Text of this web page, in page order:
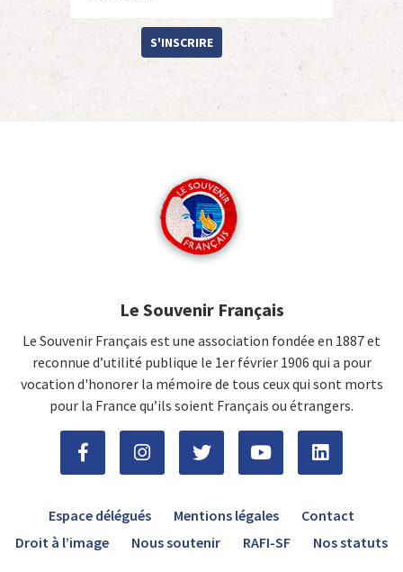
S'INSCRIRE
Le Souvenir Français
Le Souvenir Français est une association fondée en 1887 et
reconnue d’utilité publique le 1er février 1906 qui a pour
vocation d'honorer la mémoire de tous ceux qui sont morts
pour la France qu’ils soient Français ou étrangers.
Espace délégués Mentions légales
Contact
Droit à l’image
Nous soutenir RAFI-SF Nos statuts